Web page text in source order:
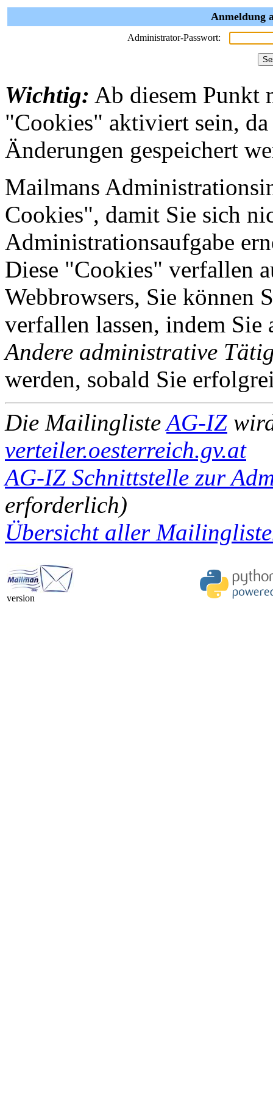
Anmeldung
Administrator-Passwort:
Wichtig: Ab diesem Punkt
"Cookies" aktiviert sein,
Änderungen gespeichert
Mailmans
Cookies", damit Sie sich
Administrationsaufgabe
Diese "Cookies" verfallen
Webbrowsers, Sie können
verfallen lassen, indem
Andere administrative
werden, sobald Sie
Die MailinglisteAG-IZ
verteiler.oesterreich.gv.at
AG-IZ Schnittstelle zur
erforderlich)
Übersicht aller
version